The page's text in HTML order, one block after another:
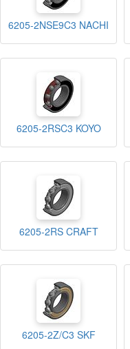
6205-2NSE9C3 NACHI
6205-2RSC3 KOYO
6205-2RS CRAFT
6205-2Z/C3 SKF